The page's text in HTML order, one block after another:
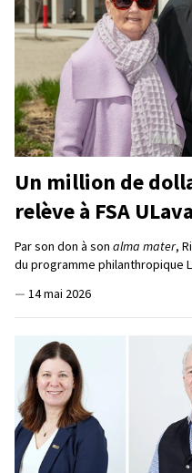
Un million de
relève à FSA
Par son don à son alma mater,
du programme philanthropique
— 14 mai 2026